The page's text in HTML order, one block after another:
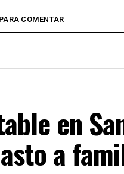
COMENTAR
en
a